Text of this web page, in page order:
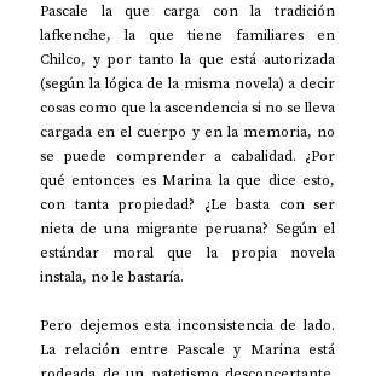
Pascale la que carga con la tradición
lafkenche, la que tiene familiares en
Chilco, y por tanto la que está autorizada
(según la lógica de la misma novela) a decir
cosas como que la ascendencia si no se lleva
cargada en el cuerpo y en la memoria, no
se puede comprender a cabalidad. ¿Por
qué entonces es Marina la que dice esto,
con tanta propiedad? ¿Le basta con ser
nieta de una migrante peruana? Según el
estándar moral que la propia novela
instala, no le bastaría.
Pero dejemos esta inconsistencia de lado.
La relación entre Pascale y Marina está